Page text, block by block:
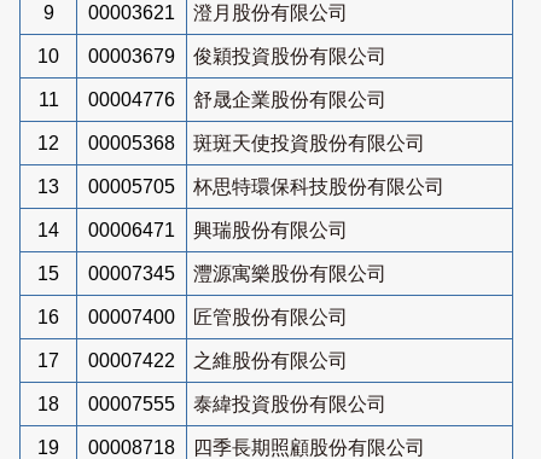
9 00003621 澄月股份有限公司
10 00003679 俊穎投資股份有限公司
11 00004776 舒晟企業股份有限公司
12 00005368 斑斑天使投資股份有限公司
13 00005705 杯思特環保科技股份有限公司
14 00006471 興瑞股份有限公司
15 00007345 灃源寓樂股份有限公司
16 00007400 匠管股份有限公司
17 00007422 之維股份有限公司
18 00007555 泰緯投資股份有限公司
19 00008718 四季長期照顧股份有限公司